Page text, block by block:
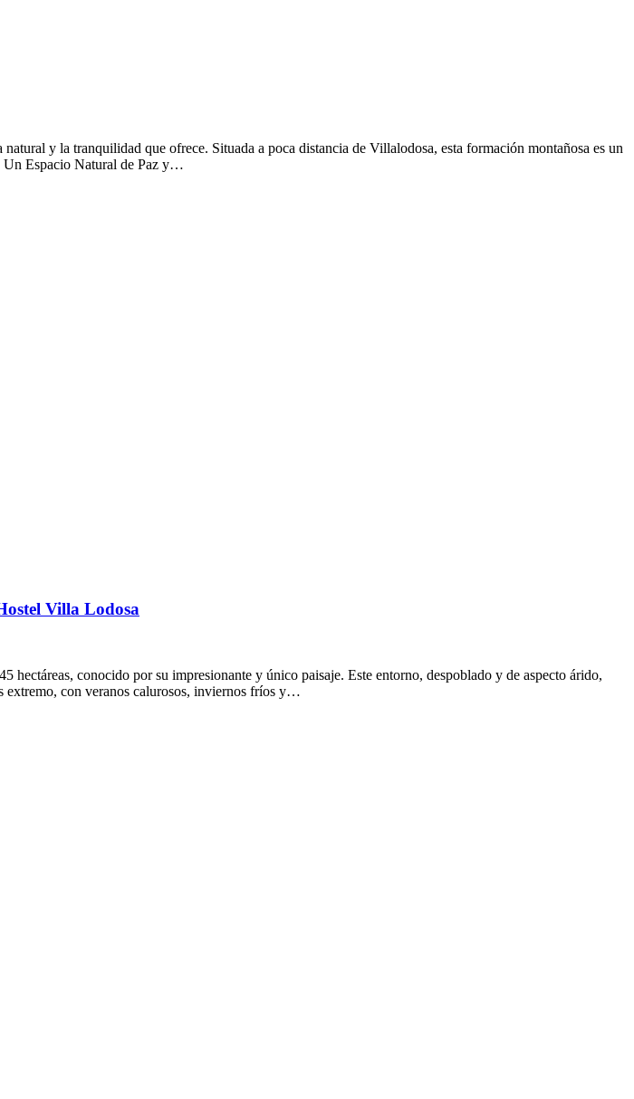
y la tranquilidad que ofrece. Situada a poca distancia de Villalodosa, esta formación montañosa es un
Un Espacio Natural de Paz y…
Villa Lodosa
hectáreas, conocido por su impresionante y único paisaje. Este entorno, despoblado y de aspecto árido,
extremo, con veranos calurosos, inviernos fríos y…